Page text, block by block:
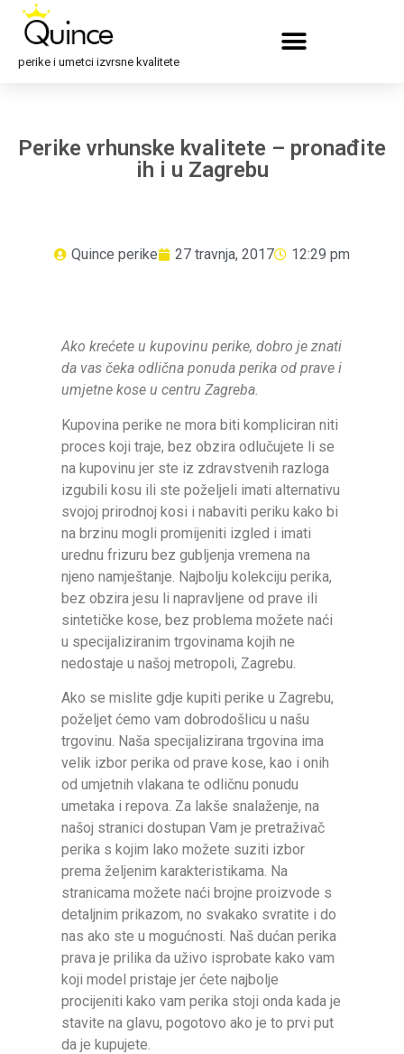
perike i umetci izvrsne kvalitete
Perike vrhunske kvalitete – pronađite
ih i u Zagrebu
Quince perike 27 travnja, 2017 12:29 pm
Ako krećete u kupovinu perike, dobro je znati
da vas čeka odlična ponuda perika od prave i
umjetne kose u centru Zagreba.
Kupovina perike ne mora biti kompliciran niti
proces koji traje, bez obzira odlučujete li se
na kupovinu jer ste iz zdravstvenih razloga
izgubili kosu ili ste poželjeli imati alternativu
svojoj prirodnoj kosi i nabaviti periku kako bi
na brzinu mogli promijeniti izgled i imati
urednu frizuru bez gubljenja vremena na
njeno namještanje. Najbolju kolekciju perika,
bez obzira jesu li napravljene od prave ili
sintetičke kose, bez problema možete naći
u specijaliziranim trgovinama kojih ne
nedostaje u našoj metropoli, Zagrebu.
Ako se mislite gdje kupiti perike u Zagrebu,
poželjet ćemo vam dobrodošlicu u našu
trgovinu. Naša specijalizirana trgovina ima
velik izbor perika od prave kose, kao i onih
od umjetnih vlakana te odličnu ponudu
umetaka i repova. Za lakše snalaženje, na
našoj stranici dostupan Vam je pretraživač
perika s kojim lako možete suziti izbor
prema željenim karakteristikama. Na
stranicama možete naći brojne proizvode s
detaljnim prikazom, no svakako svratite i do
nas ako ste u mogućnosti. Naš dućan perika
prava je prilika da uživo isprobate kako vam
koji model pristaje jer ćete najbolje
procijeniti kako vam perika stoji onda kada je
stavite na glavu, pogotovo ako je to prvi put
da je kupujete.